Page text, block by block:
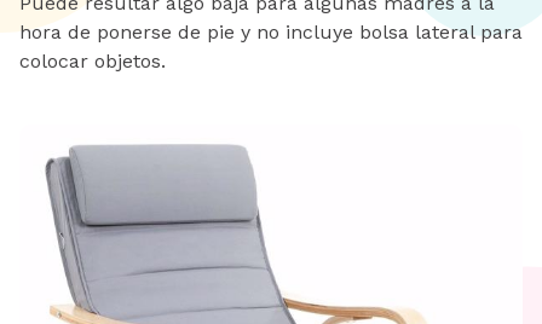
hora de ponerse de pie y no incluye bolsa lateral para
colocar objetos.